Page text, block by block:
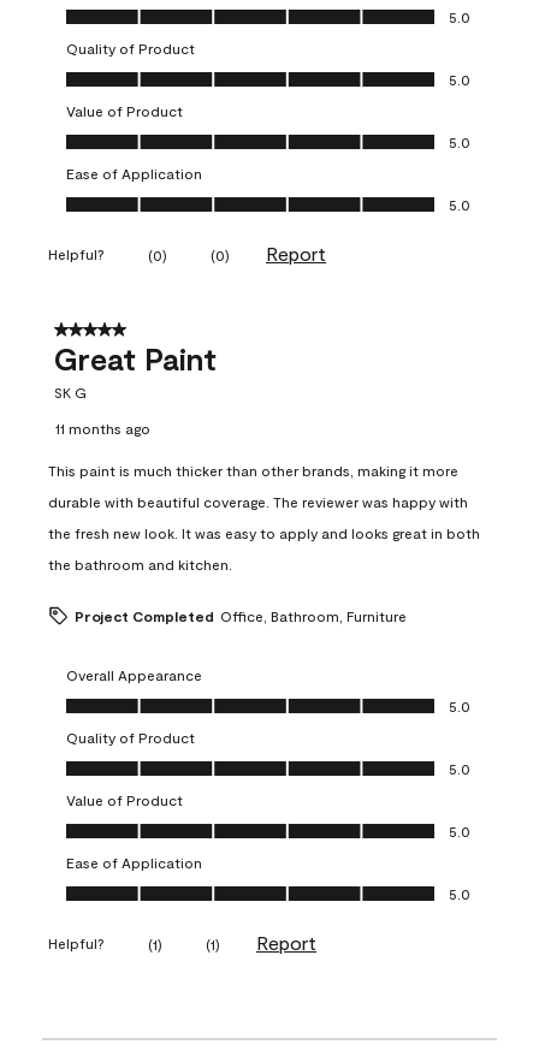
Overall Appearance, 5.0 out of 5
5.0
Quality of Product
Quality of Product, 5.0 out of 5
5.0
Value of Product
Value of Product, 5.0 out of 5
5.0
Ease of Application
Ease of Application, 5.0 out of 5
5.0
Helpful? (0) (0) Report
5 out of 5 stars.
Great Paint
SK G
11 months ago
This paint is much thicker than other brands, making it more
durable with beautiful coverage. The reviewer was happy with
the fresh new look. It was easy to apply and looks great in both
the bathroom and kitchen.
Project Completed Office, Bathroom, Furniture
Overall Appearance
Overall Appearance, 5.0 out of 5
5.0
Quality of Product
Quality of Product, 5.0 out of 5
5.0
Value of Product
Value of Product, 5.0 out of 5
5.0
Ease of Application
Ease of Application, 5.0 out of 5
5.0
Helpful? (1) (1) Report